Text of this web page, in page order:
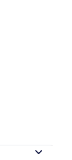
르게 가구 비치